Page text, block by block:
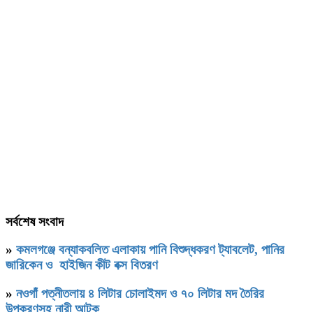
সর্বশেষ সংবাদ
» কমলগঞ্জে বন্যাকবলিত এলাকায় পানি বিশুদ্ধকরণ ট্যাবলেট, পানির
জারিকেন ও হাইজিন কীট বক্স বিতরণ
» নওগাঁ পত্নীতলায় ৪ লিটার চোলাইমদ ও ৭০ লিটার মদ তৈরির
উপকরণসহ নারী আটক